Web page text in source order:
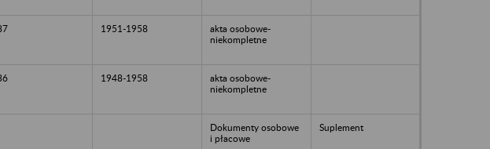
1951-1958
akta osobowe-
niekompletne
1948-1958
akta osobowe-
niekompletne
Dokumenty osobowe
i płacowe
Suplement